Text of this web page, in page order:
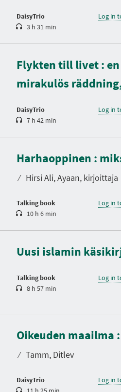
DaisyTrio
3 h 31 min
Log in
Flykten till livet :
mirakulös
DaisyTrio
D
r
a
t
i
7 h 42 min
Log in
Harhaoppinen :
⁄ Hirsi Ali, Ayaan, kirjoittaja
Talking book
D
r
a
t
i
n
10 h 6 min
Log in
Uusi islamin
Talking book
D
r
t
i
n
8 h 57 min
Log in
Oikeuden
⁄ Tamm, Ditlev
DaisyTrio
D
r
a
t
i
Log in